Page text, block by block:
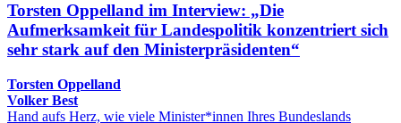
Torsten Oppelland im Interview: „Die
Aufmerksamkeit für Landespolitik konzentriert sich
sehr stark auf den Ministerpräsidenten“
Torsten Oppelland
Volker Best
Hand aufs Herz, wie viele Minister*innen Ihres Bundeslands